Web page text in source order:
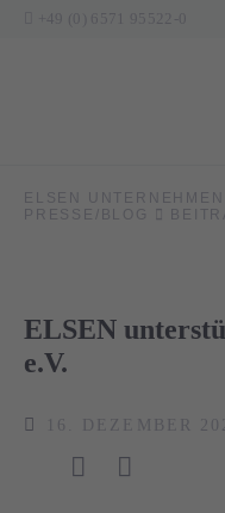
ELSEN
PRESSE/BLOG
ELSEN
e.V.
16. DEZEMBER